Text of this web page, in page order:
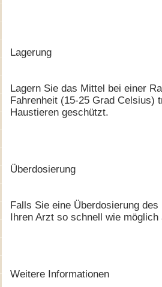
Lagerung
Lagern Sie das Mittel bei einer
Fahrenheit (15-25 Grad Celsius)
Haustieren geschützt.
Überdosierung
Falls Sie eine Überdosierung
Ihren Arzt so schnell wie möglich
Weitere Informationen